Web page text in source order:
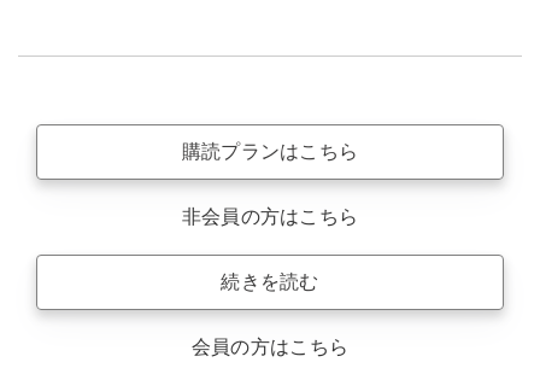
購読プランはこちら
非会員の方はこちら
続きを読む
会員の方はこちら